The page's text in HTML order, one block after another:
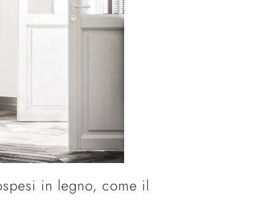
in legno, come il